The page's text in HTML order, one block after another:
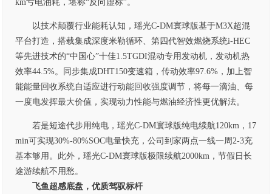
km亏电油耗，堪称“反向虚标”。
以技术颠覆行业能耗认知，瑶光C-DM寰球版基于M3X超混
平台打造，搭载集成深度米勒循环、第四代智效燃烧系统i-HEC
等先进技术的“中国心”十佳1.5TGDI混动专用发动机，发动机热
效率44.5%。同步集成DHT150变速箱，传动效率97.6%，加上智
能能量回收系统自适应进行动能回收强度调节，将每一滴油、每
一度电发挥最大价值，实现动力性能与燃油经济性更优解法。
若是短途代步用纯电，瑶光C-DM寰球版纯电续航120km，17
min可实现30%-80%SOC电量快充，公司到家两点一线一周2-3充
基本够用。此外，瑶光C-DM寰球版极限续航2000km，节假日长
途游续航不用愁。
飞鱼超感底盘，优质驾驭标杆